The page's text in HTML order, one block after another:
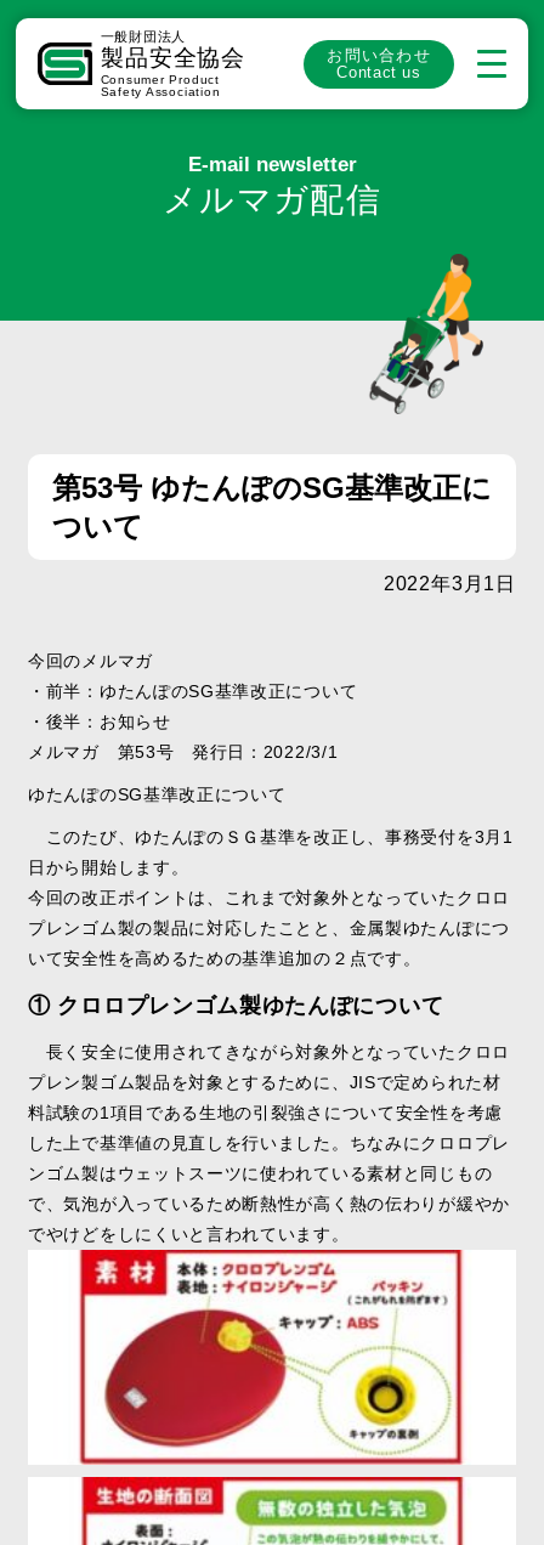
一般財団法人
製品安全協会
Consumer Product
Safety Association
お問い合わせ
Contact us
E-mail newsletter
メルマガ配信
第53号 ゆたんぽのSG基準改正に
ついて
2022年3月1日
今回のメルマガ
・前半：ゆたんぽのSG基準改正について
・後半：お知らせ
メルマガ 第53号 発行日：2022/3/1
ゆたんぽのSG基準改正について
このたび、ゆたんぽのＳＧ基準を改正し、事務受付を3月1
日から開始します。
今回の改正ポイントは、これまで対象外となっていたクロロ
プレンゴム製の製品に対応したことと、金属製ゆたんぽにつ
いて安全性を高めるための基準追加の２点です。
① クロロプレンゴム製ゆたんぽについて
長く安全に使用されてきながら対象外となっていたクロロ
プレン製ゴム製品を対象とするために、JISで定められた材
料試験の1項目である生地の引裂強さについて安全性を考慮
した上で基準値の見直しを行いました。ちなみにクロロプレ
ンゴム製はウェットスーツに使われている素材と同じもの
で、気泡が入っているため断熱性が高く熱の伝わりが緩やか
でやけどをしにくいと言われています。